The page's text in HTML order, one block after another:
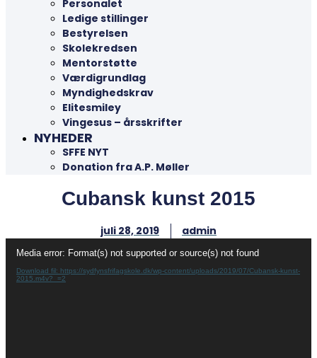
Personalet
Ledige stillinger
Bestyrelsen
Skolekredsen
Mentorstøtte
Værdigrundlag
Myndighedskrav
Elitesmiley
Vingesus – årsskrifter
NYHEDER
SFFE NYT
Donation fra A.P. Møller
Cubansk kunst 2015
juli 28, 2019 admin
Media error: Format(s) not supported or source(s) not found
Download fil: https://sydfynsfrifagskole.dk/wp-content/uploads/2019/07/Cubansk-kunst-
2015.m4v?_=2